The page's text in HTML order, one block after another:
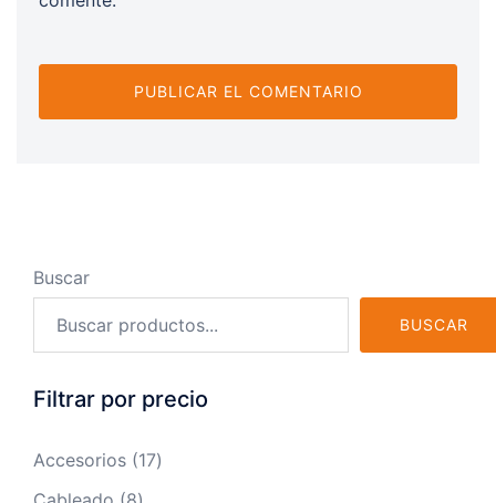
Buscar
BUSCAR
Filtrar por precio
Accesorios 1717